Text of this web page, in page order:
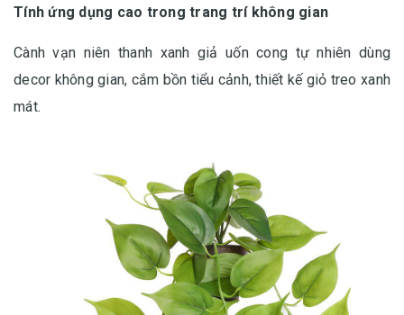
Tính ứng dụng cao trong trang trí không gian
Cành vạn niên thanh xanh giả uốn cong tự nhiên dùng
decor không gian, cắm bồn tiểu cảnh, thiết kế giỏ treo xanh
mát.